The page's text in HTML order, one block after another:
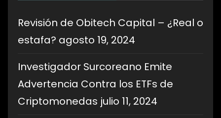
Revisión de Obitech Capital – ¿Real o
estafa? agosto 19, 2024
Investigador Surcoreano Emite
Advertencia Contra los ETFs de
Criptomonedas julio 11, 2024